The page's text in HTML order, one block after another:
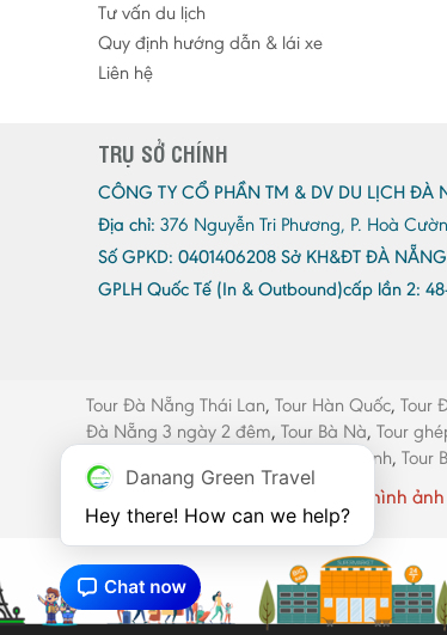
Tư vấn du lịch
Quy định hướng dẫn & lái xe
Liên hệ
TRỤ SỞ CHÍNH
CÔNG TY CỔ PHẦN TM & DV DU LỊCH ĐÀ
Địa chỉ: 376 Nguyễn Tri Phương, P. Hoà
Số GPKD: 0401406208 Sở KH&ĐT ĐÀ
GPLH Quốc Tế (In & Outbound)cấp lần 2:
Tour Đà Nẵng Thái Lan, Tour Hàn Quốc, Tour
Đà Nẵng 3 ngày 2 đêm, Tour Bà Nà, Tour
Thang máy Quảng Bình, Tour
Website có sử dụng một số hình
Danang Green Travel
Hey there! How can we help?